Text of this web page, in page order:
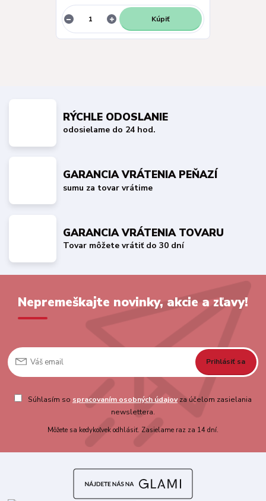
Kúpiť
RÝCHLE ODOSLANIE
odosielame do 24 hod.
GARANCIA VRÁTENIA PEŇAZÍ
sumu za tovar vrátime
GARANCIA VRÁTENIA TOVARU
Tovar môžete vrátiť do 30 dní
Nepremeškajte novinky, akcie a zľavy!
Prihlásiť sa
Súhlasím so spracovaním osobných údajovza účelom zasielania
newslettera.
Môžete sa kedykoľvek odhlásiť. Zasielame raz za 14 dní.